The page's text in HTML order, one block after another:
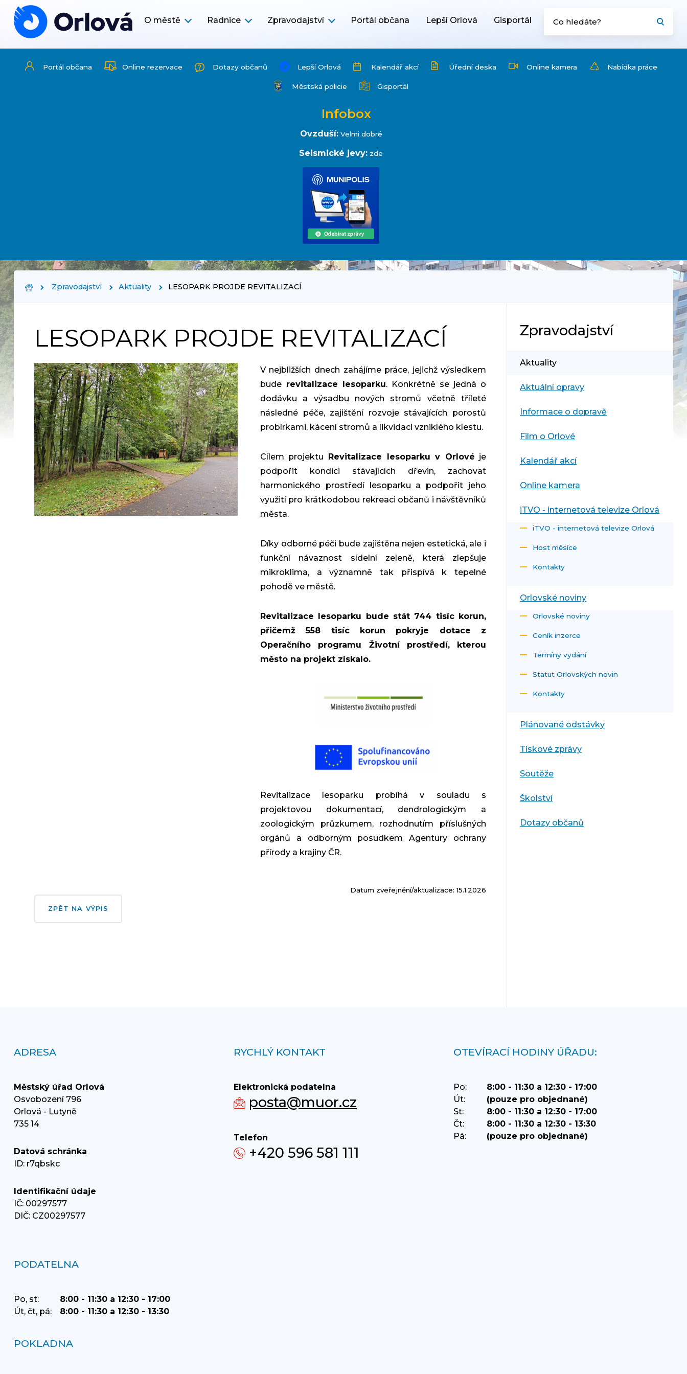
O městě Radnice Zpravodajství Portál občana Lepší Orlová Gisportál
Portál občana Online rezervace Dotazy občanů Lepší Orlová Kalendář akcí Úřední deska Online kamera Nabídka práce
Městská policie Gisportál
Infobox
Ovzduší: Velmi dobré
Seismické jevy: zde
Zpravodajství Aktuality LESOPARK PROJDE REVITALIZACÍ
LESOPARK PROJDE REVITALIZACÍ
V nejbližších dnech zahájíme práce, jejichž výsledkem
buderevitalizace lesoparku. Konkrétně se jedná o
dodávku a výsadbu nových stromů včetně tříleté
následné péče, zajištění rozvoje stávajících porostů
probírkami, kácení stromů a likvidaci vzniklého klestu.
Cílem projektu Revitalizace lesoparku v Orlové je
podpořit kondici stávajících dřevin, zachovat
harmonického prostředí lesoparku a podpořit jeho
využití pro krátkodobou rekreaci občanů i návštěvníků
města.
Díky odborné péči bude zajištěna nejen estetická, ale i
funkční návaznost sídelní zeleně, která zlepšuje
mikroklima, a významně tak přispívá k tepelné
pohodě ve městě.
Revitalizace lesoparku bude stát 744 tisíc korun,
přičemž 558 tisíc korun pokryje dotace z
Operačního programu Životní prostředí, kterou
město na projekt získalo.
Revitalizace lesoparku probíhá v souladu s
projektovou dokumentací, dendrologickým a
zoologickým průzkumem, rozhodnutím příslušných
orgánů a odborným posudkem Agentury ochrany
přírody a krajiny ČR.
Datum zveřejnění/aktualizace: 15.1.2026
ZPĚT NA VÝPIS
Zpravodajství
Aktuality
Aktuální opravy
Informace o dopravě
Film o Orlové
Kalendář akcí
Online kamera
iTVO - internetová televize Orlová
iTVO - internetová televize Orlová
Host měsíce
Kontakty
Orlovské noviny
Orlovské noviny
Ceník inzerce
Termíny vydání
Statut Orlovských novin
Kontakty
Plánované odstávky
Tiskové zprávy
Soutěže
Školství
Dotazy občanů
ADRESA
Městský úřad Orlová
Osvobození 796
Orlová - Lutyně
735 14
Datová schránka
ID: r7qbskc
Identifikační údaje
IČ: 00297577
DIČ: CZ00297577
RYCHLÝ KONTAKT
Elektronická podatelna
posta@muor.cz
Telefon
+420 596 581 111
OTEVÍRACÍ HODINY ÚŘADU:
Po:
8:00 - 11:30 a 12:30 - 17:00
Út:
(pouze pro objednané)
St:
8:00 - 11:30 a 12:30 - 17:00
Čt:
8:00 - 11:30 a 12:30 - 13:30
Pá:
(pouze pro objednané)
PODATELNA
Po, st:
8:00 - 11:30 a 12:30 - 17:00
Út, čt, pá:
8:00 - 11:30 a 12:30 - 13:30
POKLADNA